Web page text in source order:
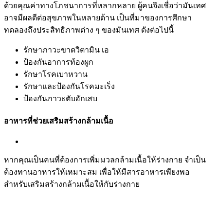
ด้วยคุณค่าทางโภชนาการที่หลากหลาย ผู้คนจึงเชื่อว่ามันเทศ
อาจมีผลดีต่อสุขภาพในหลายด้าน เป็นที่มาของการศึกษา
ทดลองถึงประสิทธิภาพต่าง ๆ ของมันเทศ ดังต่อไปนี้
รักษาภาวะขาดวิตามิน เอ
ป้องกันอาการท้องผูก
รักษาโรคเบาหวาน
รักษาและป้องกันโรคมะเร็ง
ป้องกันภาวะตับอักเสบ
อาหารที่ช่วยเสริมสร้างกล้ามเนื้อ
หากคุณเป็นคนที่ต้องการเพิ่มมวลกล้ามเนื้อให้ร่างกาย จำเป็น
ต้องทานอาหารให้เหมาะสม เพื่อให้มีสารอาหารเพียงพอ
สำหรับเสริมสร้างกล้ามเนื้อให้กับร่างกาย